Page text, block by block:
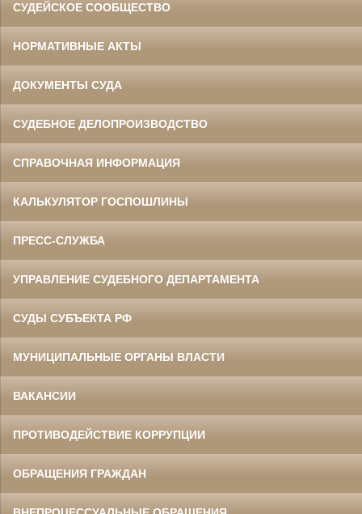
СУДЕЙСКОЕ СООБЩЕСТВО
НОРМАТИВНЫЕ АКТЫ
ДОКУМЕНТЫ СУДА
СУДЕБНОЕ ДЕЛОПРОИЗВОДСТВО
СПРАВОЧНАЯ ИНФОРМАЦИЯ
КАЛЬКУЛЯТОР ГОСПОШЛИНЫ
ПРЕСС-СЛУЖБА
УПРАВЛЕНИЕ СУДЕБНОГО ДЕПАРТАМЕНТА
СУДЫ СУБЪЕКТА РФ
МУНИЦИПАЛЬНЫЕ ОРГАНЫ ВЛАСТИ
ВАКАНСИИ
ПРОТИВОДЕЙСТВИЕ КОРРУПЦИИ
ОБРАЩЕНИЯ ГРАЖДАН